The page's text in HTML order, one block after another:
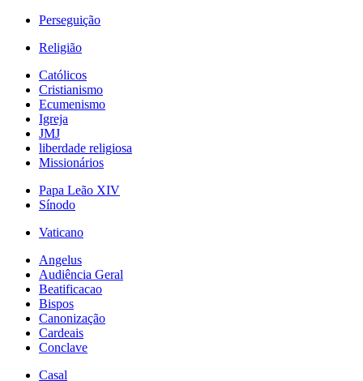
Perseguição
Religião
Católicos
Cristianismo
Ecumenismo
Igreja
JMJ
liberdade religiosa
Missionários
Papa Leão XIV
Sínodo
Vaticano
Angelus
Audiência Geral
Beatificacao
Bispos
Canonização
Cardeais
Conclave
Casal